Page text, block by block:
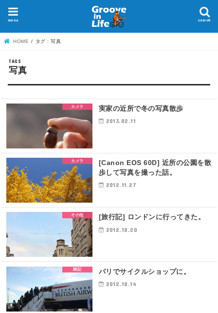
search
menu
HOME タグ : 写真
写真
カメラ 実家の近所で冬の写真散歩
2013.02.11
カメラ
[Canon EOS 60D] 近所の公園を散
歩して写真を撮った話。
2012.11.27
その他 [旅行記] ロンドンに行ってきた。
2012.10.20
雑記 パリでサイクルショップに。
2012.10.14